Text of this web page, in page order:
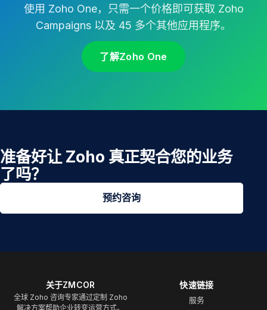
使用 Zoho One，只需一个价格即可获取 Zoho
Campaigns 以及 45 多个其他应用程序。
了解Zoho One
准备好让 Zoho 真正契合您的业务
了吗？
预约咨询
关于ZMCOR
全球 Zoho 咨询专家通过定制 Zoho
解决方案帮助企业转变运营方式。
快速链接
服务